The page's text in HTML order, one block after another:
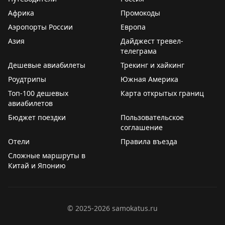
отмечает, что они помогли ему быстро научиться
правильно действовать в чрезвычайной ситуации.
Вопрос остается открытым: как найти баланс между
комфортом гостей и эффективностью подготовки к
реальной опасности?
The Gate with Brian Cohen Original
Африка
Промокоды
Аэропорты России
Европа
Азия
Дайджест тревел-
телеграма
Дешевые авиабилеты
Трекинг и хайкинг
Роудтрипы
Южная Америка
Топ-100 дешевых
авиабилетов
Карта открытых границ
Бюджет поездки
Пользовательское
соглашение
Отели
Правила въезда
Сложные маршруты в
Китай и Японию
© 2025-2026 samokatus.ru